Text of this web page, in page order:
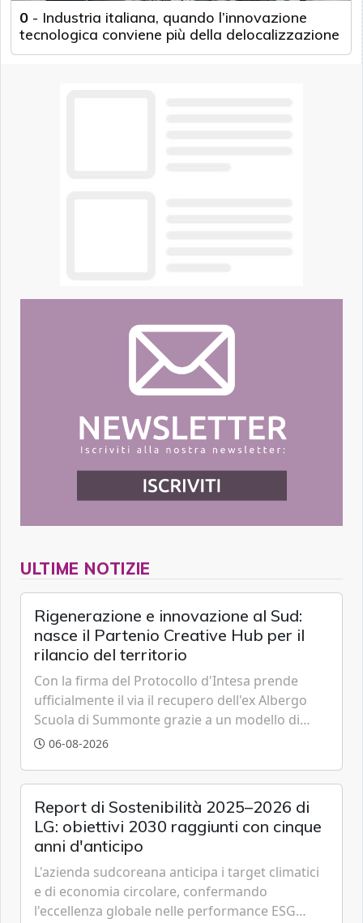
0 - Industria italiana, quando l’innovazione
tecnologica conviene più della delocalizzazione
ULTIME NOTIZIE
Rigenerazione e innovazione al Sud:
nasce il Partenio Creative Hub per il
rilancio del territorio
Con la firma del Protocollo d'Intesa prende
ufficialmente il via il recupero dell'ex Albergo
Scuola di Summonte grazie a un modello di
partenariato pubblico-privato e a una rete di
06-08-2026
Report di Sostenibilità 2025–2026 di
LG: obiettivi 2030 raggiunti con cinque
anni d'anticipo
L'azienda sudcoreana anticipa i target climatici
e di economia circolare, confermando
l'eccellenza globale nelle performance ESG